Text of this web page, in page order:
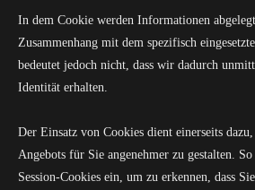
In dem Cookie werden Informationen
Zusammenhang mit dem spezifisch
bedeutet jedoch nicht, dass wir dadurch
Identität erhalten.
Der Einsatz von Cookies dient einerseits
Angebots für Sie angenehmer zu gestalten.
Session-Cookies ein, um zu erkennen, dass